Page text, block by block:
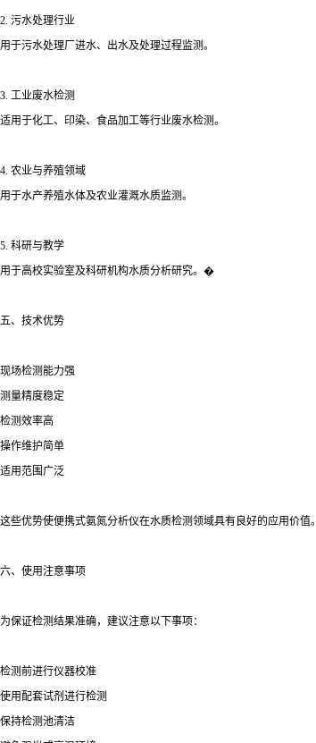
2. 污水处理行业
用于污水处理厂进水、出水及处理过程监测。
3. 工业废水检测
适用于化工、印染、食品加工等行业废水检测。
4. 农业与养殖领域
用于水产养殖水体及农业灌溉水质监测。
5. 科研与教学
用于高校实验室及科研机构水质分析研究。�
五、技术优势
现场检测能力强
测量精度稳定
检测效率高
操作维护简单
适用范围广泛
这些优势使便携式氨氮分析仪在水质检测领域具有良好的应用价值。
六、使用注意事项
为保证检测结果准确，建议注意以下事项：
检测前进行仪器校准
使用配套试剂进行检测
保持检测池清洁